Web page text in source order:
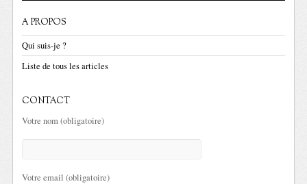
A PROPOS
Qui suis-je ?
Liste de tous les articles
CONTACT
Votre nom (obligatoire)
Votre email (obligatoire)